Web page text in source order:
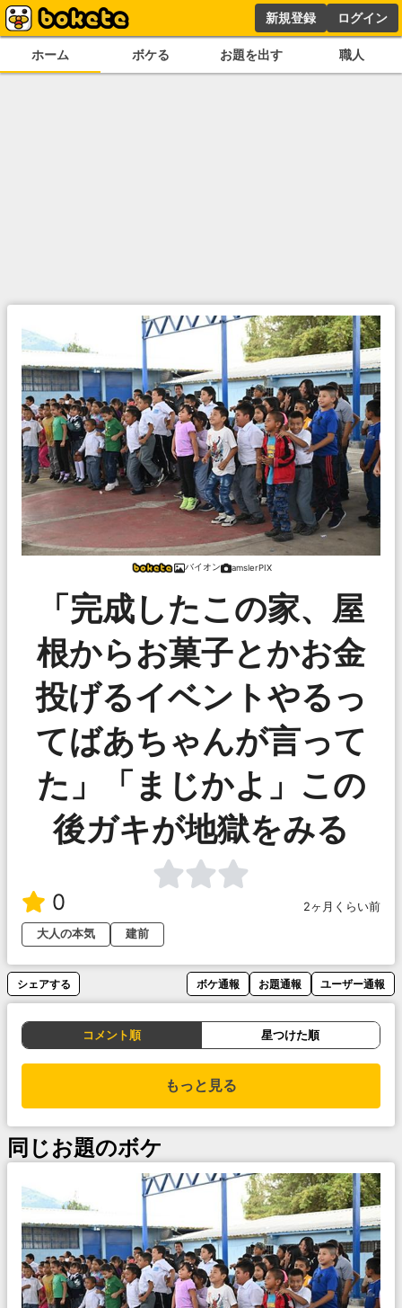
新規登録 ログイン
ホーム ボケる お題を出す 職人
バイオン amslerPIX
「完成したこの家、屋
根からお菓子とかお金
投げるイベントやるっ
てばあちゃんが言って
た」「まじかよ」この
後ガキが地獄をみる
0
2ヶ月くらい前
大人の本気
建前
シェアする ボケ通報 お題通報 ユーザー通報
コメント順 星つけた順
もっと見る
同じお題のボケ